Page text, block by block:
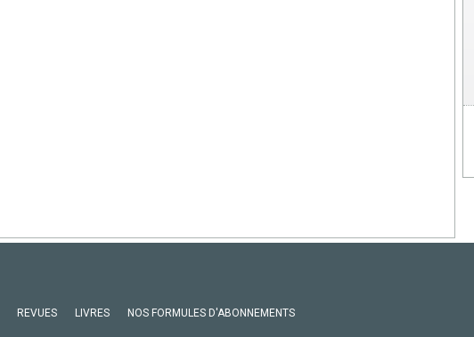
REVUES LIVRES NOS FORMULES D'ABONNEMENTS